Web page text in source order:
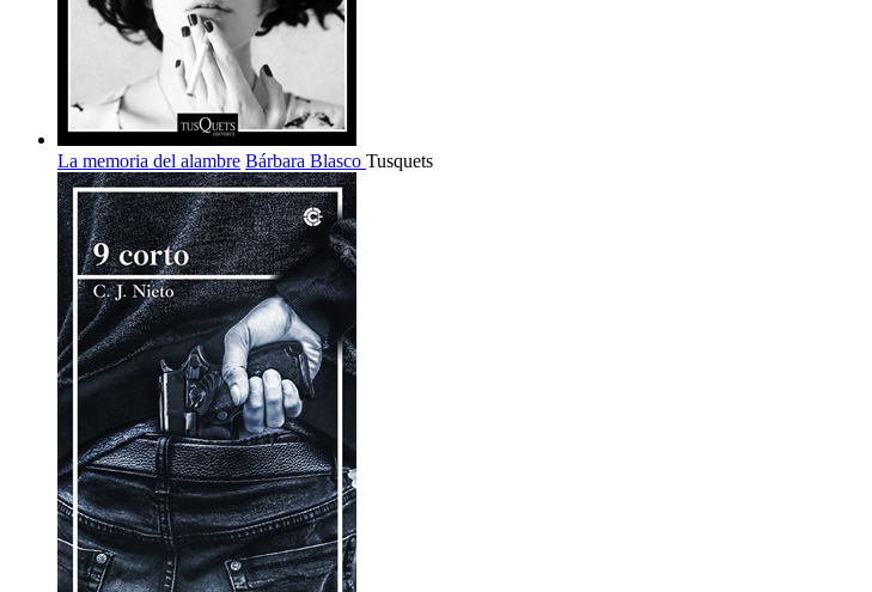
La memoria del alambre Bárbara Blasco Tusquets